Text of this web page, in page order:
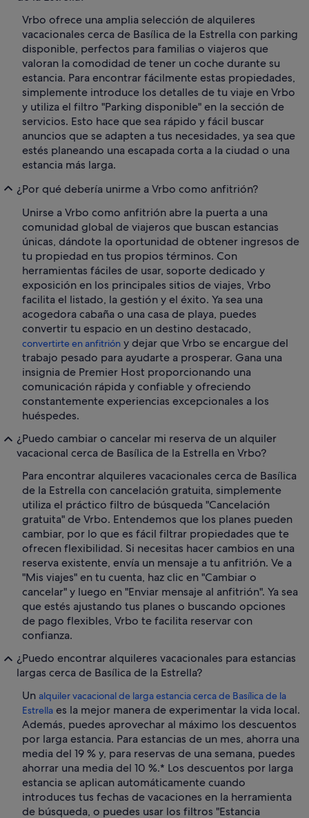
Vrbo ofrece una amplia selección de alquileres
vacacionales cerca de Basílica de la Estrella con parking
disponible, perfectos para familias o viajeros que
valoran la comodidad de tener un coche durante su
estancia. Para encontrar fácilmente estas propiedades,
simplemente introduce los detalles de tu viaje en Vrbo
y utiliza el filtro "Parking disponible" en la sección de
servicios. Esto hace que sea rápido y fácil buscar
anuncios que se adapten a tus necesidades, ya sea que
estés planeando una escapada corta a la ciudad o una
estancia más larga.
¿Por qué debería unirme a Vrbo como anfitrión?
Unirse a Vrbo como anfitrión abre la puerta a una
comunidad global de viajeros que buscan estancias
únicas, dándote la oportunidad de obtener ingresos de
tu propiedad en tus propios términos. Con
herramientas fáciles de usar, soporte dedicado y
exposición en los principales sitios de viajes, Vrbo
facilita el listado, la gestión y el éxito. Ya sea una
acogedora cabaña o una casa de playa, puedes
convertir tu espacio en un destino destacado,
convertirte en anfitrión y dejar que Vrbo se encargue del
trabajo pesado para ayudarte a prosperar. Gana una
insignia de Premier Host proporcionando una
comunicación rápida y confiable y ofreciendo
constantemente experiencias excepcionales a los
huéspedes.
¿Puedo cambiar o cancelar mi reserva de un alquiler
vacacional cerca de Basílica de la Estrella en Vrbo?
Para encontrar alquileres vacacionales cerca de Basílica
de la Estrella con cancelación gratuita, simplemente
utiliza el práctico filtro de búsqueda "Cancelación
gratuita" de Vrbo. Entendemos que los planes pueden
cambiar, por lo que es fácil filtrar propiedades que te
ofrecen flexibilidad. Si necesitas hacer cambios en una
reserva existente, envía un mensaje a tu anfitrión. Ve a
"Mis viajes" en tu cuenta, haz clic en "Cambiar o
cancelar" y luego en "Enviar mensaje al anfitrión". Ya sea
que estés ajustando tus planes o buscando opciones
de pago flexibles, Vrbo te facilita reservar con
confianza.
¿Puedo encontrar alquileres vacacionales para estancias
largas cerca de Basílica de la Estrella?
Un alquiler vacacional de larga estancia cerca de Basílica de la
Estrella es la mejor manera de experimentar la vida local.
Además, puedes aprovechar al máximo los descuentos
por larga estancia. Para estancias de un mes, ahorra una
media del 19 % y, para reservas de una semana, puedes
ahorrar una media del 10 %.* Los descuentos por larga
estancia se aplican automáticamente cuando
introduces tus fechas de vacaciones en la herramienta
de búsqueda, o puedes usar los filtros "Estancia